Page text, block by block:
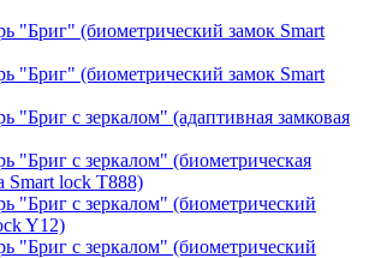
"Бриг" (биометрический замок Smart
"Бриг" (биометрический замок Smart
"Бриг с зеркалом" (адаптивная замковая
"Бриг с зеркалом" (биометрическая
Smart lock T888)
"Бриг с зеркалом" (биометрический
Y12)
"Бриг с зеркалом" (биометрический